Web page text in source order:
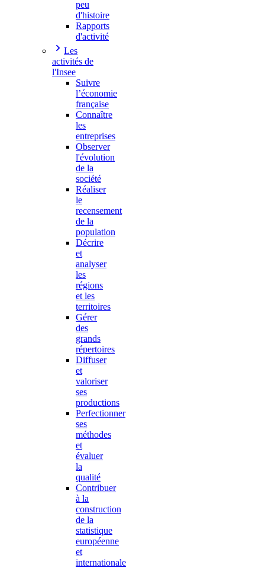
peu
d'histoire
Rapports
d'activité
Les
activités de
l'Insee
Suivre
l’économie
française
Connaître
les
entreprises
Observer
l'évolution
de la
société
Réaliser
le
recensement
de la
population
Décrire
et
analyser
les
régions
et les
territoires
Gérer
des
grands
répertoires
Diffuser
et
valoriser
ses
productions
Perfectionner
ses
méthodes
et
évaluer
la
qualité
Contribuer
à la
construction
de la
statistique
européenne
et
internationale